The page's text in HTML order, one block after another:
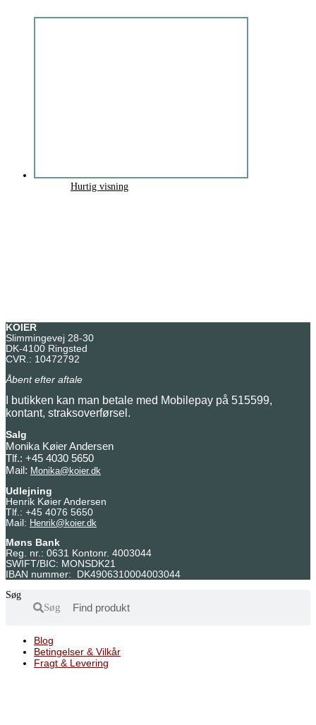
Hurtig visning
KOIER
Slimmingevej 28-30
DK-4100 Ringsted
CVR.: 10472792
Åbent efter aftale
I butikken kan man betale med Mobilepay på 515599,
kontant, straksoverførsel.
Salg
Monika Køier Andersen
Tlf.: +45 4030 5650
Mail: Monika@koier.dk
Udlejning
Henrik Køier Andersen
Tlf.: +45 4076 5650
Mail: Henrik@koier.dk
Møns Bank
Reg. nr.: 0631 Kontonr. 4003044
SWIFT/BIC: MONSDK21
IBAN nummer: DK4906310004003044
Søg
Søg
Blog
Betingelser & Vilkår
Fragt & Levering